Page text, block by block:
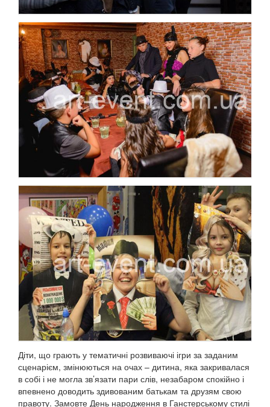
Діти, що грають у тематичні розвиваючі ігри за заданим
сценарієм, змінюються на очах – дитина, яка закривалася
в собі і не могла зв’язати пари слів, незабаром спокійно і
впевнено доводить здивованим батькам та друзям свою
правоту. Замовте День народження в Ганстерському стилі